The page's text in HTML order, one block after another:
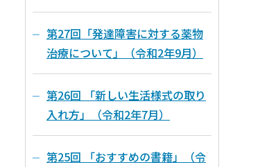
第27回「発達障害に対する薬物
治療について」（令和2年9月）
第26回 「新しい生活様式の取り
入れ方」（令和2年7月）
第25回 「おすすめの書籍」（令